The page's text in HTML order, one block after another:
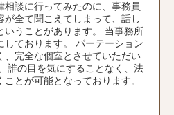
談に行ってみたのに、事務員
全て聞こえてしまって、話し
いうことがあります。 当事務所
しております。 パーテーション
、完全な個室とさせていただい
誰の目を気にすることなく、法
とが可能となっております。